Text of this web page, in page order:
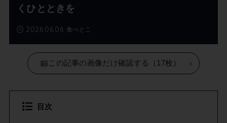
食べとこ
2026.06.06
くひとときを
この記事の画像だけ確認する（17枚）
目次